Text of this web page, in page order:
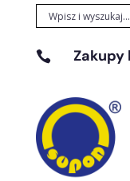
 Zakupy